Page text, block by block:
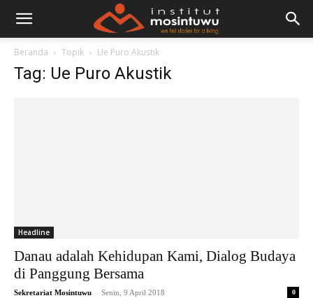
Beranda Topik Ue Puro Akustik
Tag: Ue Puro Akustik
Headline
Danau adalah Kehidupan Kami, Dialog Budaya
di Panggung Bersama
Sekretariat Mosintuwu - Senin, 9 April 2018 0